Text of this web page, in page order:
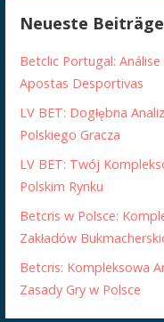
Neueste Beiträge
Betclic Portugal:
Apostas Desportivas
LV BET: Dogłębna
Polskiego Gracza
LV BET: Twój
Polskim Rynku
Betcris w Polsce:
Zakładów
Betcris: Kompleksowa
Zasady Gry w Polsce